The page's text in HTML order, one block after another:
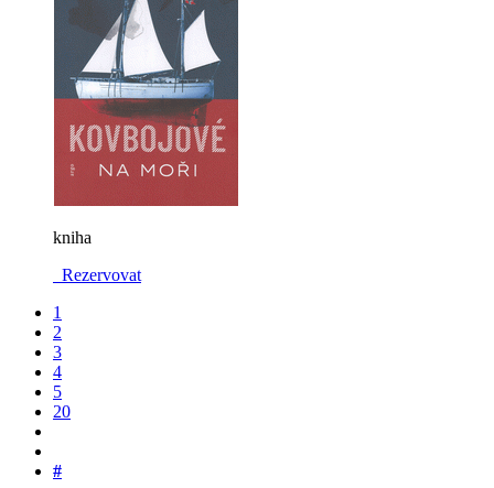
kniha
Rezervovat
1
2
3
4
5
20
#